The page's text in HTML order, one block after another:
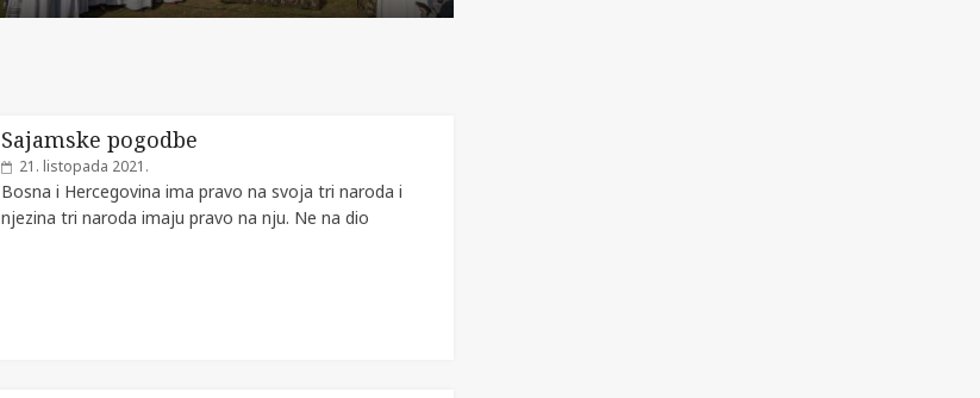
Sajamske pogodbe
21. listopada 2021.
Bosna i Hercegovina ima pravo na svoja tri naroda i
njezina tri naroda imaju pravo na nju. Ne na dio